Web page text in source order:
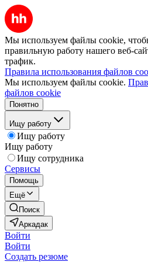
Мы используем файлы cookie,
правильную работу нашего веб-
трафик.
Правила использования файлов
Мы используем файлы cookie.
файлов cookie
Понятно
Ищу работу
Ищу работу
Ищу работу
Ищу сотрудника
Сервисы
Помощь
Ещё
Поиск
Аркадак
Войти
Войти
Создать резюме